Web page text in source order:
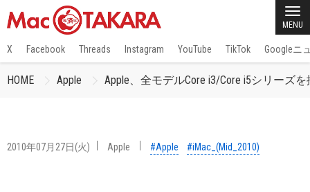
MENU
X Facebook Threads Instagram YouTube TikTok Googleニ
HOME Apple Apple、全モデルCore i3/Core i5シリーズ
2010年07月27日(火) Apple #Apple #iMac_(Mid_2010)